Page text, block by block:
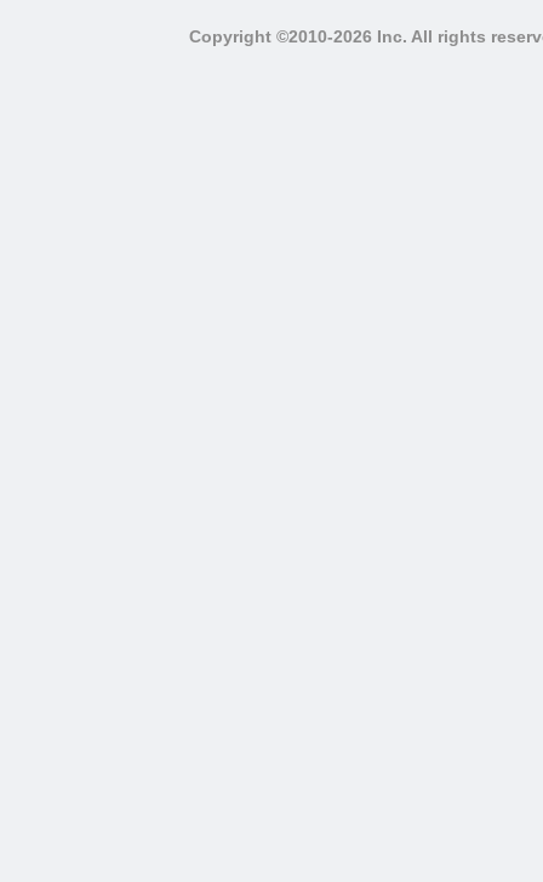
Copyright ©2010-2026 Inc. All rights